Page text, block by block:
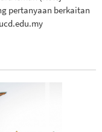
pertanyaan berkaitan